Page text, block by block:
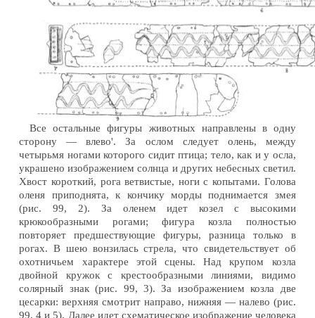
Все остальные фигуры животных направлены в одну
сторону — влево'. За ослом следует олень, между
четырьмя ногами которого сидит птица; тело, как и у осла,
украшено изображением солнца и других небесных светил.
Хвост короткий, рога ветвистые, ноги с копытами. Голова
оленя приподнята, к кончику морды поднимается змея
(рис. 99, 2). За оленем идет козел с высокими
крюкообразными рогами; фигура козла полностью
повторяет предшествующие фигуры, разница только в
рогах. В шею вонзилась стрела, что свидетельствует об
охотничьем характере этой сцены. Над крупом козла
двойной кружок с крестообразными линиями, видимо
солярный знак (рис. 99, 3). За изображением козла две
цесарки: верхняя смотрит направо, нижняя — налево (рис.
99, 4 и 5). Далее идет схематическое изображение человека